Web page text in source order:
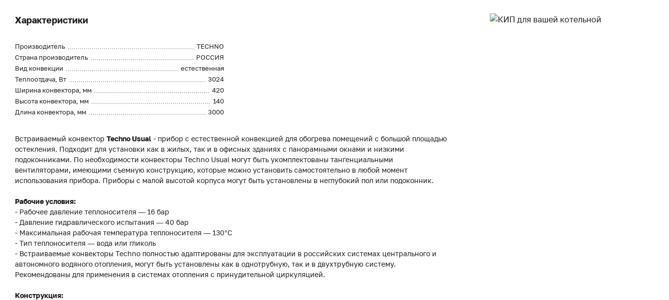
Характеристики
Производитель
TECHNO
Страна производитель
РОССИЯ
Вид конвекции
естественная
Теплоотдача, Вт
3024
Ширина конвектора, мм
420
Высота конвектора, мм
140
Длина конвектора, мм
3000
Встраиваемый конвектор Techno Usual - прибор с естественной конвекцией для обогрева помещений с большой площадью
остекления. Подходит для установки как в жилых, так и в офисных зданиях с панорамными окнами и низкими
подоконниками. По необходимости конвекторы Techno Usual могут быть укомплектованы тангенциальными
вентиляторами, имеющими съемную конструкцию, которые можно установить самостоятельно в любой момент
использования прибора. Приборы с малой высотой корпуса могут быть установлены в неглубокий пол или подоконник.
Рабочие условия:
- Рабочее давление теплоносителя — 16 бар
- Давление гидравлического испытания — 40 бар
- Максимальная рабочая температура теплоносителя — 130°С
- Тип теплоносителя — вода или гликоль
- Встраиваемые конвекторы Techno полностью адаптированы для эксплуатации в российских системах центрального и
автономного водяного отопления, могут быть установлены как в однотрубную, так и в двухтрубную систему.
Рекомендованы для применения в системах отопления с принудительной циркуляцией.
Конструкция: